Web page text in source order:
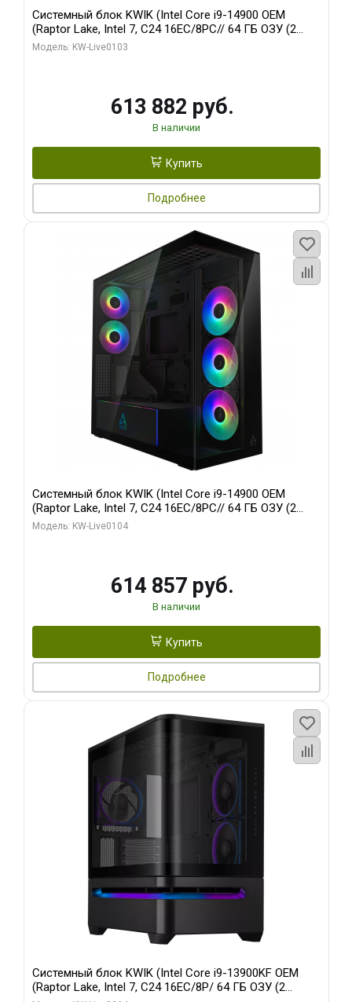
Системный блок KWIK (Intel Core i9-14900 OEM
(Raptor Lake, Intel 7, C24 16EC/8PC// 64 ГБ ОЗУ (2
модуля)/ Afox RTX4090 24GB GDDR6X 384-Bit 3xDP
Модель: KW-Live0103
613 882 руб.
В наличии
Купить
Подробнее
Системный блок KWIK (Intel Core i9-14900 OEM
(Raptor Lake, Intel 7, C24 16EC/8PC// 64 ГБ ОЗУ (2
модуля)/ Afox RTX4090 24GB GDDR6X 384-Bit 3xDP
Модель: KW-Live0104
614 857 руб.
В наличии
Купить
Подробнее
Системный блок KWIK (Intel Core i9-13900KF OEM
(Raptor Lake, Intel 7, C24 16EC/8P/ 64 ГБ ОЗУ (2